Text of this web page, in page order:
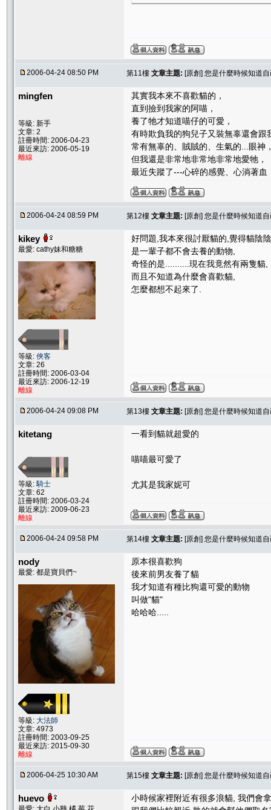
2006-04-24 08:50 PM 第11樓 文章主題: [原創] 您是什麼時候知道
mingfen
等級: 新手
文章: 2
註冊時間: 2006-04-23
最近來訪: 2006-05-19
離線
其實我本來不喜歡貓的，
直到撿到我家的阿喵，
養了牠才知道喵仔的可愛，
有時欺負我的狗兒子又裝無辜還會跟
常有無辜的、賊賊的、生氣的...眼神
但我還是非常地非常地非常地愛牠，
最近失蹤了---心碎的感覺、心淌著血
2006-04-24 08:59 PM 第12樓 文章主題: [原創] 您是什麼時候知道
kikey
最愛: cathy妹和糖糖
等級: 俠客
文章: 26
註冊時間: 2006-03-04
最近來訪: 2006-12-19
離線
好問題,我本來很討厭貓的,覺得貓陰
是一輩子都不會去養的動物,
奇怪的是..........現在我竟然有兩隻貓,
而且不知道為什麼會喜歡貓,
怎麼都想不起來了.
2006-04-24 09:08 PM 第13樓 文章主題: [原創] 您是什麼時候知道
kitetang
等級:騎士
文章: 62
註冊時間: 2006-03-24
最近來訪: 2009-06-23
離線
一看到貓就超愛的
喵喵最可愛了
尤其是我家妮可
2006-04-24 09:58 PM 第14樓 文章主題: [原創] 您是什麼時候知道
nody
最愛: 都是寶貝們~
等級: 大法師
文章: 4973
註冊時間: 2003-09-25
最近來訪: 2015-09-30
離線
原本很喜歡狗
後來前男友養了貓
我才知道有種比狗還可愛的動物
叫做"貓"
哈哈哈.....
2006-04-25 10:30 AM 第15樓 文章主題: [原創] 您是什麼時候知道
huevo
小時候家裡附近有很多浪貓, 我們會